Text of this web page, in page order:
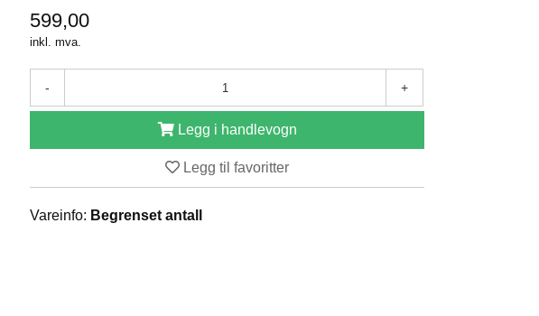
599,00
inkl. mva.
- +
Legg i handlevogn
Legg til favoritter
Vareinfo: Begrenset antall